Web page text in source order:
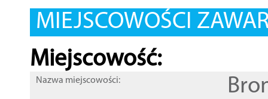
MIEJSCOWOŚCI
Miejscowość:
Nazwa miejscowości: